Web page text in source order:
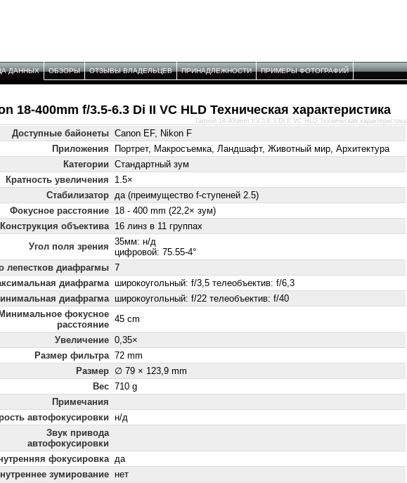
ДАННЫХ ОБЗОРЫ ОТЗЫВЫ ВЛАДЕЛЬЦЕВ ПРИНАДЛЕЖНОСТИ ПРИМЕРЫ ФОТОГРАФИЙ
18-400mm f/3.5-6.3 Di II VC HLD Техническая характеристика
Доступные байонеты Canon EF, Nikon F
Приложения
Портрет, Макросъемка, Ландшафт, Животный мир, Архитектура
Категории Стандартный зум
Кратность увеличения
1.5×
Стабилизатор да (преимущество f-ступеней 2.5)
Фокусное расстояние 18 - 400 mm (22,2× зум)
Конструкция объектива 16 линз в 11 группах
Угол поля зрения 35мм: н/д
цифровой: 75.55-4°
лепестков диафрагмы 7
диафрагма широкоугольный: f/3,5 телеобъектив: f/6,3
диафрагма широкоугольный: f/22 телеобъектив: f/40
Минимальное фокусное
расстояние
45 cm
Увеличение 0,35×
Размер фильтра 72 mm
Размер ∅ 79 × 123,9 mm
Вес 710 g
Примечания
автофокусировки
н/д
Звук привода
автофокусировки
фокусировка да
зумирование
нет
Tamron 18-400mm f/3.5-6.3 Di II VC HLD Техническая характеристика